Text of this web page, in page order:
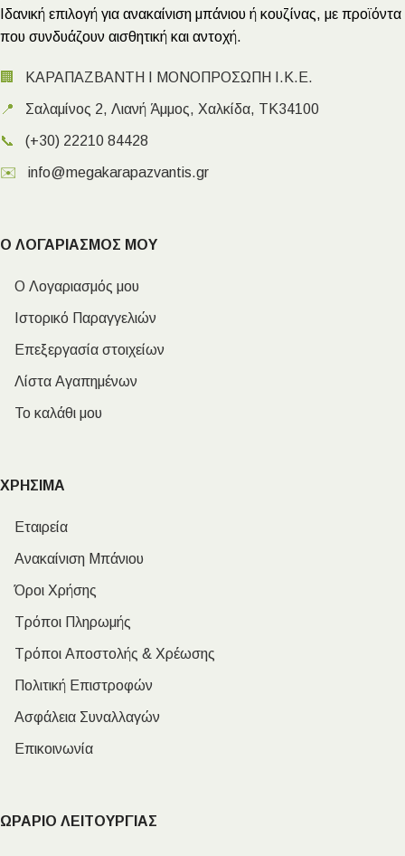
Ιδανική επιλογή για ανακαίνιση μπάνιου ή κουζίνας, με προϊόντα
που συνδυάζουν αισθητική και αντοχή.
🏢 ΚΑΡΑΠΑΖΒΑΝΤΗ Ι ΜΟΝΟΠΡΟΣΩΠΗ Ι.Κ.Ε.
📍 Σαλαμίνος 2, Λιανή Άμμος, Χαλκίδα, ΤΚ34100
📞 (+30) 22210 84428
✉️ info@megakarapazvantis.gr
Ο ΛΟΓΑΡΙΑΣΜΟΣ ΜΟΥ
Ο Λογαριασμός μου
Ιστορικό Παραγγελιών
Επεξεργασία στοιχείων
Λίστα Αγαπημένων
Το καλάθι μου
ΧΡΗΣΙΜΑ
Εταιρεία
Ανακαίνιση Μπάνιου
Όροι Χρήσης
Τρόποι Πληρωμής
Τρόποι Αποστολής & Χρέωσης
Πολιτική Επιστροφών
Ασφάλεια Συναλλαγών
Επικοινωνία
ΩΡΑΡΙΟ ΛΕΙΤΟΥΡΓΙΑΣ